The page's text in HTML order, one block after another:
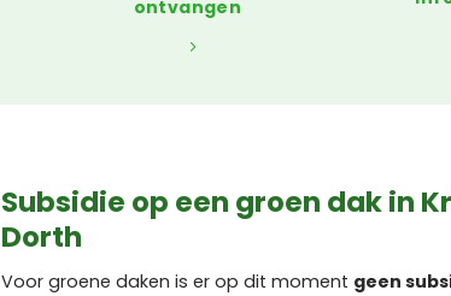
ontvangen
Subsidie op een groen dak in
Dorth
Voor groene daken is er op dit moment geen